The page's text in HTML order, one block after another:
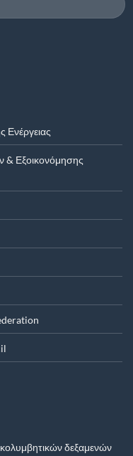
Ενέργειας
& Εξοικονόμησης
δεξαμενών